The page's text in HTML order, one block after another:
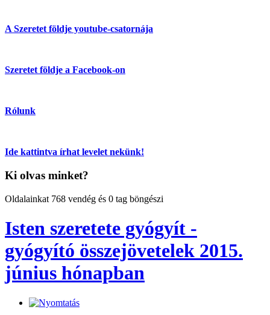
A Szeretet földje youtube-csatornája
Szeretet földje a Facebook-on
Rólunk
Ide kattintva írhat levelet nekünk!
Ki olvas minket?
Oldalainkat 768 vendég és 0 tag böngészi
Isten szeretete gyógyít -
gyógyító összejövetelek 2015.
június hónapban